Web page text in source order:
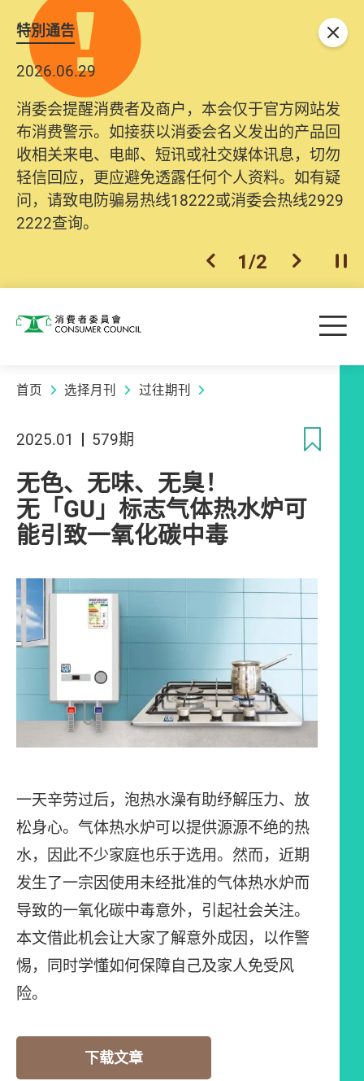
特別通告
2026.06.29
消委会提醒消费者及商户，本会仅于官方网站发
布消费警示。如接获以消委会名义发出的产品回
收相关来电、电邮、短讯或社交媒体讯息，切勿
轻信回应，更应避免透露任何个人资料。如有疑
问，请致电防骗易热线18222或消委会热线2929
2222查询。
上一个
1/2 下一个开
关闭
消费者委员会 目
首页 选择月刊 过往期刊
2025.01 579期
无色、无味、无臭！
无「GU」标志气体热水炉可
能引致一氧化碳中毒
一天辛劳过后，泡热水澡有助纾解压力、放
松身心。气体热水炉可以提供源源不绝的热
水，因此不少家庭也乐于选用。然而，近期
发生了一宗因使用未经批准的气体热水炉而
导致的一氧化碳中毒意外，引起社会关注。
本文借此机会让大家了解意外成因，以作警
惕，同时学懂如何保障自己及家人免受风
险。
下载文章